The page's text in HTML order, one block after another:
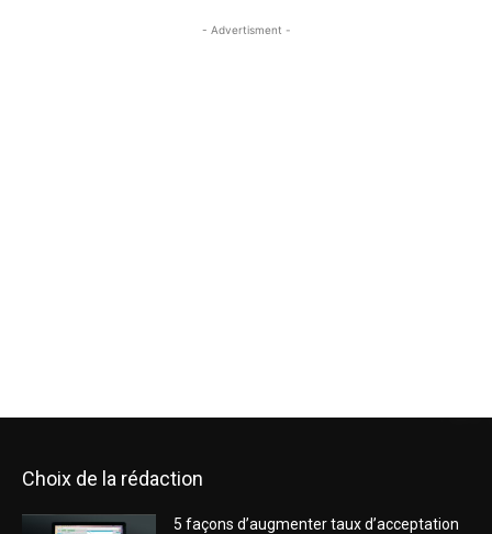
- Advertisment -
Choix de la rédaction
5 façons d’augmenter taux d’acceptation